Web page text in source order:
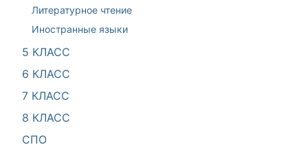
Литературное чтение
Иностранные языки
5 КЛАСС
6 КЛАСС
7 КЛАСС
8 КЛАСС
СПО